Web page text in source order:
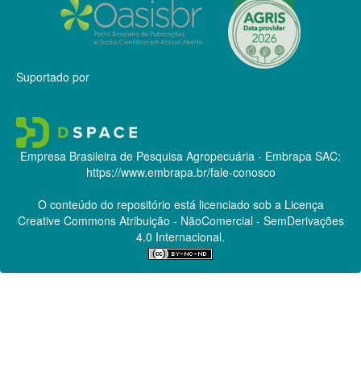
Suportado por
Empresa Brasileira de Pesquisa Agropecuária - Embrapa SAC:
https://www.embrapa.br/fale-conosco
O conteúdo do repositório está licenciado sob a Licença
Creative CommonsAtribuição - NãoComercial - SemDerivações
4.0 Internacional.